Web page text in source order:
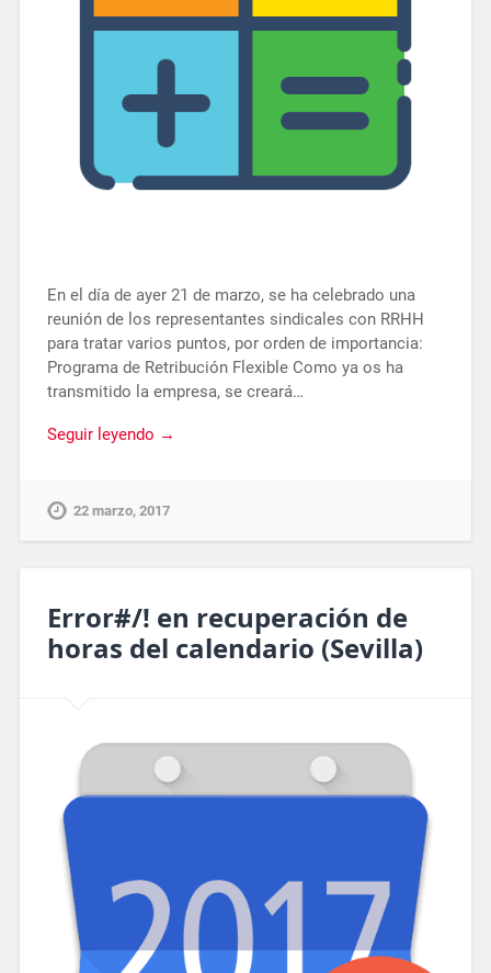
En el día de ayer 21 de marzo, se ha celebrado una
reunión de los representantes sindicales con RRHH
para tratar varios puntos, por orden de importancia:
Programa de Retribución Flexible Como ya os ha
transmitido la empresa, se creará…
Seguir leyendo →
22 marzo, 2017
Error#/! en recuperación de
horas del calendario (Sevilla)